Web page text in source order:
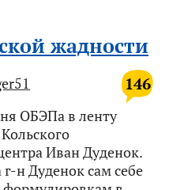
жадности
146
ОБЭПа в ленту
Иван Дуденок.
н Дуденок сам себе